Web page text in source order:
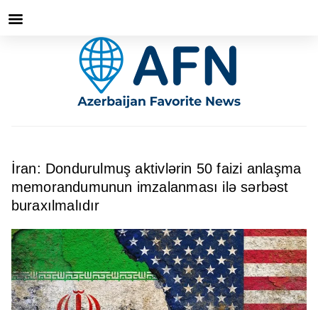
İran: Dondurulmuş aktivlərin 50 faizi anlaşma
memorandumunun imzalanması ilə sərbəst
buraxılmalıdır